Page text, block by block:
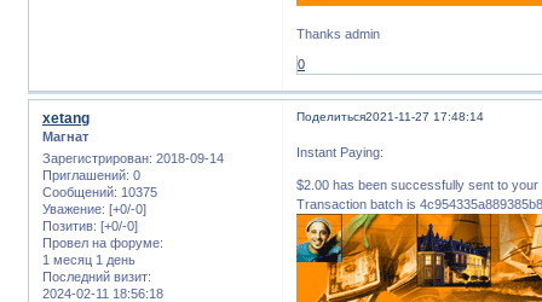
Thanks admin
0
Поделиться2021-11-27 17:48:14
xetang
Магнат
Зарегистрирован: 2018-09-14
Приглашений: 0
Сообщений: 10375
Уважение: [+0/-0]
Позитив: [+0/-0]
Провел на форуме:
1 месяц 1 день
Последний визит:
2024-02-11 18:56:18
Instant Paying:
$2.00 has been successfully sent to
Transaction batch is